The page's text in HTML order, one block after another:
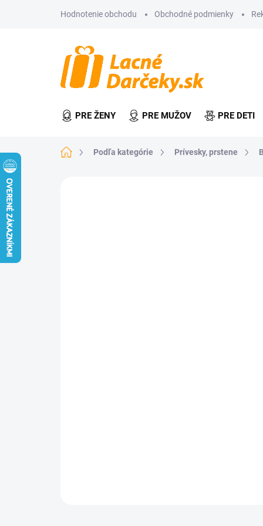
Hodnotenie obchodu Obchodné podmienky
PRE ŽENY PRE MUŽOV PRE DETI
DomovPodľa kategórie Prívesky, prstene